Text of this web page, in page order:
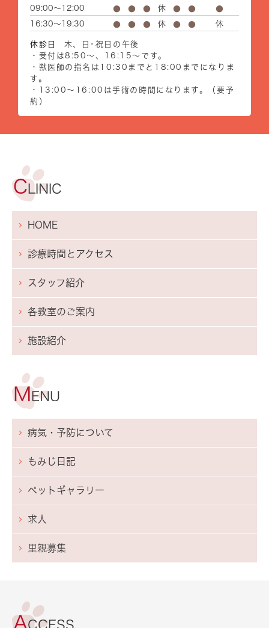
09:00～12:00 ● ● ● 休 ● ●
●
16:30～19:30
● ● ● 休 ● ● 休
休診日
木、日･祝日の午後
・受付は8:50～、16:15～です。
・獣医師の指名は10:30までと18:00までになりま
す。
・13:00～16:00は手術の時間になります。（要予
約）
HOME
診療時間とアクセス
スタッフ紹介
各教室のご案内
施設紹介
病気・予防について
もみじ日記
ペットギャラリー
求人
里親募集